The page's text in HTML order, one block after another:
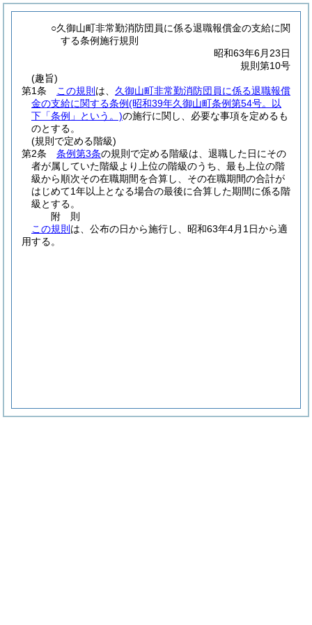
○久御山町非常勤消防団員に係る退職報償金の支給に関
する条例施行規則
昭和63年6月23日
規則第10号
(趣旨)
第1条
この規則 は、 久御山町非常勤消防団員に係る退職報償
金の支給に関する条例(昭和39年久御山町条例第54号。以
下「条例」という。)の施行に関し、必要な事項を定めるも
のとする。
(規則で定める階級)
第2条
条例第3条の規則で定める階級は、退職した日にその
者が属していた階級より上位の階級のうち、最も上位の階
級から順次その在職期間を合算し、その在職期間の合計が
はじめて1年以上となる場合の最後に合算した期間に係る階
級とする。
附 則
この規則 は、公布の日から施行し、昭和63年4月1日から適
用する。